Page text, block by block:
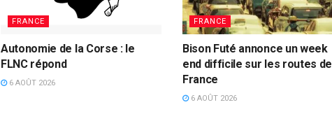
FRANCE
Autonomie de la Corse : le
FLNC répond
6 AOÛT 2026
FRANCE
Bison Futé annonce un week
end difficile sur les routes de
France
6 AOÛT 2026